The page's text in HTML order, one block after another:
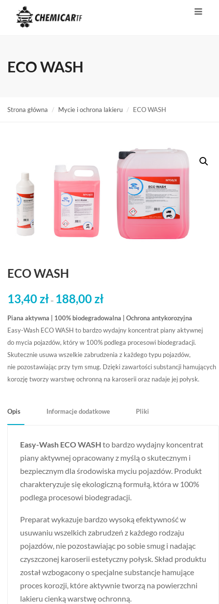
ECO WASH
Strona główna Mycie i ochrona lakieru ECO WASH
ECO WASH
13,40zł – 188,00złZakres
od
13,40 zł
do
188,00 zł
Piana aktywna | 100% biodegradowalna | Ochrona antykorozyjna
Easy-Wash ECO WASH to bardzo wydajny koncentrat piany aktywnej
do mycia pojazdów, który w 100% podlega procesowi biodegradacji.
Skutecznie usuwa wszelkie zabrudzenia z każdego typu pojazdów,
nie pozostawiając przy tym smug. Dzięki zawartości substancji hamujących
korozję tworzy warstwę ochronną na karoserii oraz nadaje jej połysk.
Opis Informacje dodatkowe Pliki
Easy-Wash ECO WASH to bardzo wydajny koncentrat
piany aktywnej opracowany z myślą o skutecznym i
bezpiecznym dla środowiska myciu pojazdów. Produkt
charakteryzuje się ekologiczną formułą, która w 100%
podlega procesowi biodegradacji.
Preparat wykazuje bardzo wysoką efektywność w
usuwaniu wszelkich zabrudzeń z każdego rodzaju
pojazdów, nie pozostawiając po sobie smug i nadając
czyszczonej karoserii estetyczny połysk. Skład produktu
został wzbogacony o specjalne substancje hamujące
proces korozji, które aktywnie tworzą na powierzchni
lakieru cienką warstwę ochronną.